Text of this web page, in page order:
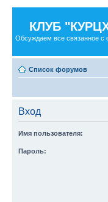
КЛУБ
Обсуждаем все связанное с
Список форумов
Вход
Имя пользователя:
Пароль: